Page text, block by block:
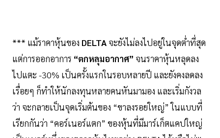
*** แม้ราคาหุ้นของ DELTA จะยังไม่ลงไปอยู่ในจุดต่ำที่สุด
แต่การออกอาการ “ตกหลุมอากาศ” จนราคาหุ้นหลุดลง
ไปแตะ -30% เป็นครั้งแรกในรอบหลายปี และยังคงลดลง
เรื่อยๆ ก็ทำให้นักลงทุนหลายคนหันมามอง และเริ่มกังวล
ว่า จะกลายเป็นจุดเริ่มต้นของ “ขาลงรอยใหญ่” ในแบบที่
เรียกกันว่า “คอร์เนอร์แตก” ของหุ้นที่มีมาร์เก็ตแคปใหญ่